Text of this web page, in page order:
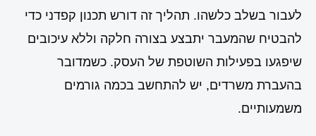
לעבור בשלב כלשהו. תהליך זה דורש תכנון קפדני כדי
להבטיח שהמעבר יתבצע בצורה חלקה וללא עיכובים
שיפגעו בפעילות השוטפת של העסק. כשמדובר
בהעברת משרדים, יש להתחשב בכמה גורמים
משמעותיים.